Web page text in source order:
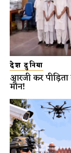
देश दुनिया
आरजी कर
मौन!